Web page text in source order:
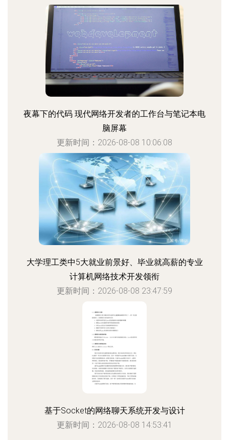
夜幕下的代码 现代网络开发者的工作台与笔记本电
脑屏幕
更新时间：2026-08-08 10:06:08
大学理工类中5大就业前景好、毕业就高薪的专业
计算机网络技术开发领衔
更新时间：2026-08-08 23:47:59
基于Socket的网络聊天系统开发与设计
更新时间：2026-08-08 14:53:41